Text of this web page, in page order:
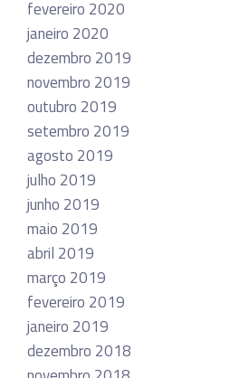
fevereiro 2020
janeiro 2020
dezembro 2019
novembro 2019
outubro 2019
setembro 2019
agosto 2019
julho 2019
junho 2019
maio 2019
abril 2019
março 2019
fevereiro 2019
janeiro 2019
dezembro 2018